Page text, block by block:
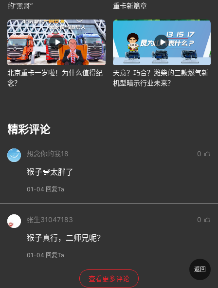
的”黑哥”
重卡新篇章
北京重卡一岁啦！为什么值得纪
念？
天意？巧合？潍柴的三款燃气新
机型暗示行业未来？
精彩评论
想念你的我18 0
猴子🐒太胖了
01-04 回复Ta
张生31047183 0
猴子真行，二师兄呢？
01-04 回复Ta
查看更多评论
返回